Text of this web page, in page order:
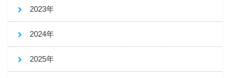
2023年
2024年
2025年